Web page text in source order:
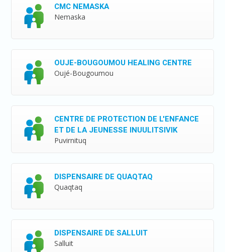
CMC NEMASKA
Nemaska
OUJE-BOUGOUMOU HEALING CENTRE
Oujé-Bougoumou
CENTRE DE PROTECTION DE L'ENFANCE
ET DE LA JEUNESSE INUULITSIVIK
Puvirnituq
DISPENSAIRE DE QUAQTAQ
Quaqtaq
DISPENSAIRE DE SALLUIT
Salluit